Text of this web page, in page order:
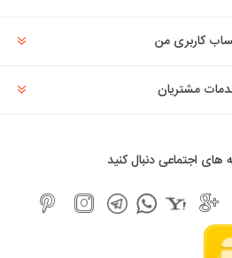
کاربری من
مشتریان
های اجتماعی دنبال کنید